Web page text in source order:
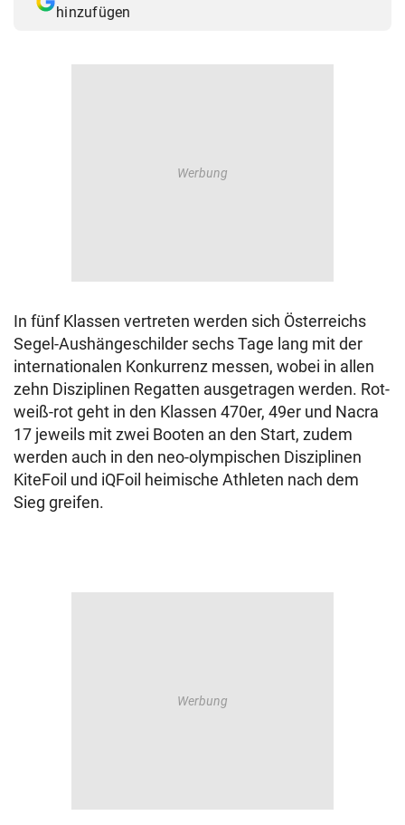
hinzufügen
In fünf Klassen vertreten werden sich Österreichs
Segel-Aushängeschilder sechs Tage lang mit der
internationalen Konkurrenz messen, wobei in allen
zehn Disziplinen Regatten ausgetragen werden. Rot-
weiß-rot geht in den Klassen 470er, 49er und Nacra
17 jeweils mit zwei Booten an den Start, zudem
werden auch in den neo-olympischen Disziplinen
KiteFoil und iQFoil heimische Athleten nach dem
Sieg greifen.